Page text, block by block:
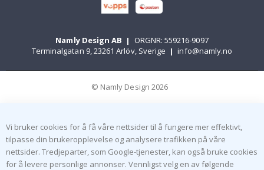
Namly Design AB |
ORGNR: 559216-9097
Terminalgatan 9, 23261 Arlöv, Sverige | info@namly.no
© Namly Design 2026
Vi bruker cookies for å få våre nettsider til å fungere mer effektivt,
tilpasse din brukeropplevelse og analysere trafikken på våre
nettsider. Tredjeparter, som Google-tjenester, kan også bruke cookies
for å levere personlige annonser. Vennligst velg en av følgende